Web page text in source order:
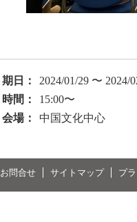
期日：
2024/01/29 〜 2024/
時間：
15:00〜
会場：
中国文化中心
お問合せ サイトマップ プ